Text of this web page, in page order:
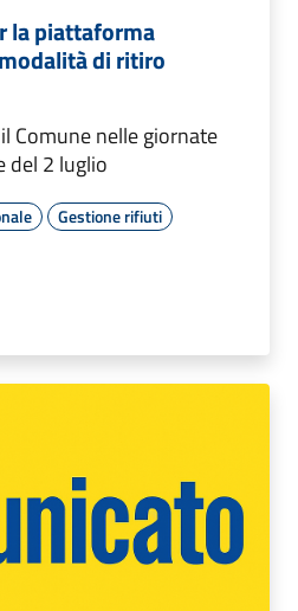
la piattaforma
di ritiro
Comune nelle giornate
del 2 luglio
Gestione rifiuti